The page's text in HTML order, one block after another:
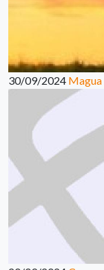
30/09/2024 Magua